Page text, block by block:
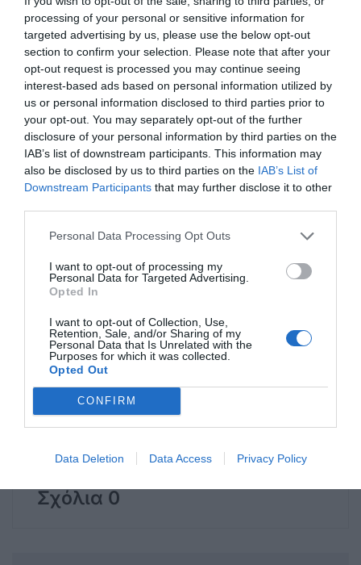
processing of your personal or sensitive information for
targeted advertising by us, please use the below opt-out
section to confirm your selection. Please note that after your
opt-out request is processed you may continue seeing
interest-based ads based on personal information utilized by
us or personal information disclosed to third parties prior to
your opt-out. You may separately opt-out of the further
disclosure of your personal information by third parties on the
IAB’s list of downstream participants. This information may
also be disclosed by us to third parties on the IAB’s List of
Downstream Participants that may further disclose it to other
Personal Data Processing Opt Outs
I want to opt-out of processing my
Personal Data for Targeted Advertising.
Opted In
I want to opt-out of Collection, Use,
Retention, Sale, and/or Sharing of my
Personal Data that Is Unrelated with the
Purposes for which it was collected.
Opted Out
CONFIRM
Data Deletion Data Access Privacy Policy
Βούλας – Αγία Τριάδα Πειραιά» διεξάγεται
προσωρινά στο τμήμα Ασκληπιείο Βούλας – ΣΕΦ.
Η ΣΤΑ.ΣΥ εκφράζει τη λύπη της για το συμβάν,
παρακολουθεί την πορεία της υγείας των
τραυματιών και ζητά συγνώμη από το επιβατικό
κοινό για την αναστάτωση και την ταλαιπωρία που
έχει προκληθεί.
ertnews.gr
Η ανωνυμία είναι το καλύτερο κρησφύγετο δειλίας και
Σχόλια 0